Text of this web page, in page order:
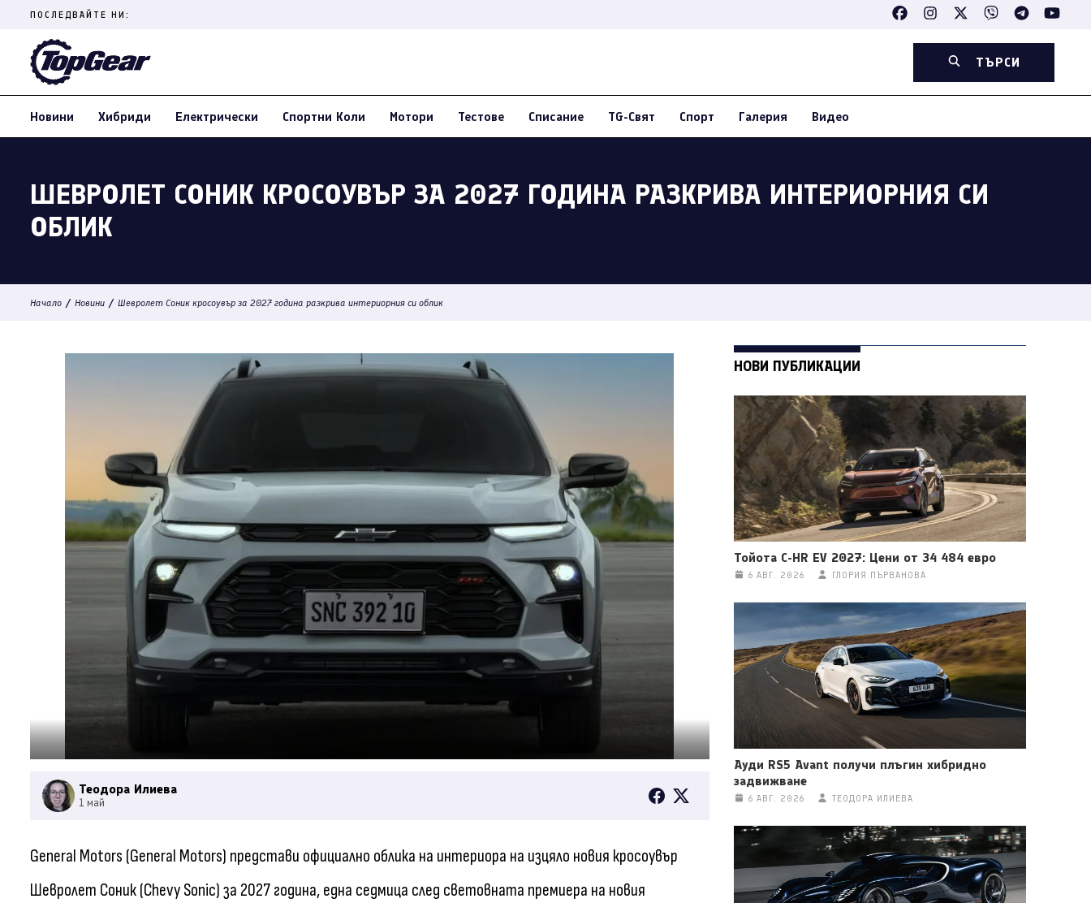
content
(Press
ПОСЛЕДВАЙТЕ НИ:
ТЪРСИ
Новини Хибриди Електрически Спортни Коли Мотори Тестове Списание TG-Свят Спорт Галерия Видео
ШЕВРОЛЕТ СОНИК КРОСОУВЪР ЗА 2027 ГОДИНА РАЗКРИВА ИНТЕРИОРНИЯ СИ
ОБЛИК
Начало / Новини / Шевролет Соник кросоувър за 2027 година разкрива интериорния си облик
Теодора Илиева
1 май
General Motors (General Motors) представи официално облика на интериора на изцяло новия кросоувър
Шевролет Соник (Chevy Sonic) за 2027 година, една седмица след световната премиера на новия
НОВИ ПУБЛИКАЦИИ
Тойота C-HR EV 2027: Цени от 34 484 евро
6 АВГ. 2026 ГЛОРИЯ ПЪРВАНОВА
Ауди RS5 Avant получи плъгин хибридно
задвижване
6 АВГ. 2026 ТЕОДОРА ИЛИЕВА